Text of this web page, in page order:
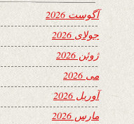
آگوست 2026
جولای 2026
ژوئن 2026
می 2026
آوریل 2026
مارس 2026